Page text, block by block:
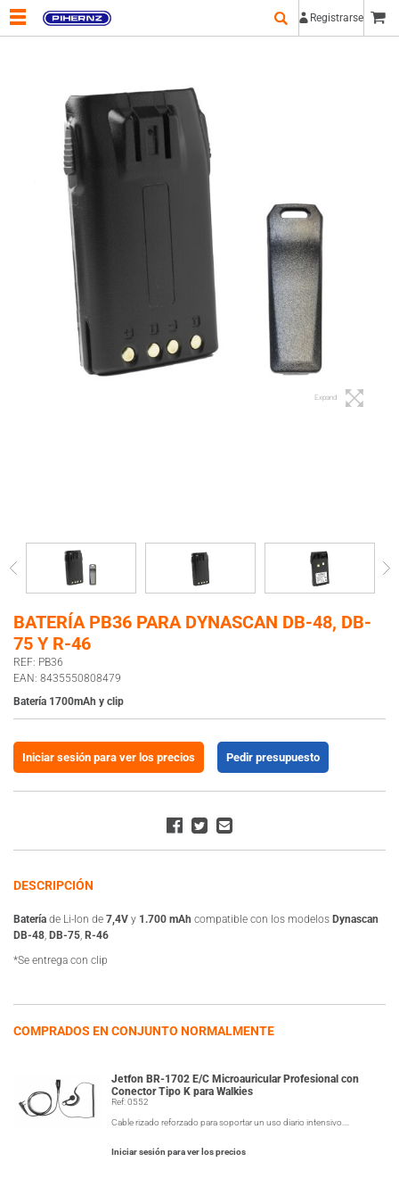
Registrarse
Expand
BATERÍA PB36 PARA DYNASCAN DB-48, DB-
75 Y R-46
REF: PB36
EAN: 8435550808479
Batería 1700mAh y clip
Iniciar sesión para ver los precios Pedir presupuesto
DESCRIPCIÓN
Batería de Li-Ion de 7,4V y 1.700 mAh compatible con los modelos Dynascan
DB-48, DB-75, R-46
*Se entrega con clip
COMPRADOS EN CONJUNTO NORMALMENTE
Jetfon BR-1702 E/C Microauricular Profesional con
Conector Tipo K para Walkies
Ref: 0552
Cable rizado reforzado para soportar un uso diario intensivo.…
Iniciar sesión para ver los precios